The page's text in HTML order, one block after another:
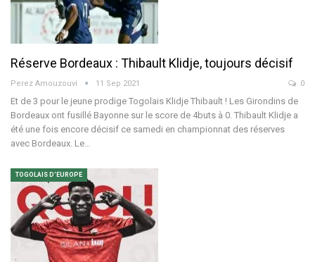
Réserve Bordeaux : Thibault Klidje, toujours décisif
Perez Amouzouvi 11 Sep 2021 0
Et de 3 pour le jeune prodige Togolais Klidje Thibault ! Les Girondins de
Bordeaux ont fusillé Bayonne sur le score de 4buts à 0. Thibault Klidje a
été une fois encore décisif ce samedi en championnat des réserves
avec Bordeaux. Le…
TOGOLAIS D'EUROPE